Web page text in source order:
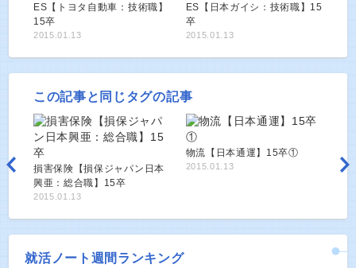
ES【トヨタ自動車：技術職】
15卒
2015.01.13
ES【日本ガイシ：技術職】15
卒
2015.01.13
この記事と同じタグの記事
損害保険【損保ジャパン日本
興亜：総合職】15卒
2015.01.13
物流【日本通運】15卒①
2015.01.13
就活ノート週間ランキング